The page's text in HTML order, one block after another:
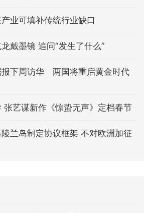
业可填补传统行业缺口
戴墨镜 追问“发生了什么”
报下周访华 两国将重启黄金时代
张艺谋新作《惊蛰无声》定档春节
兰岛制定协议框架 不对欧洲加征